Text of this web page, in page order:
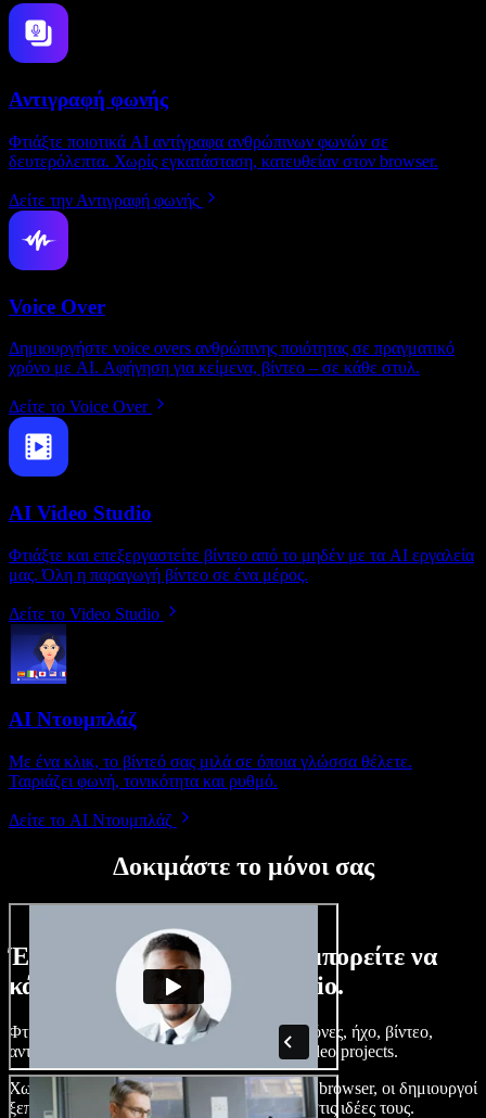
Αντιγραφή φωνής
Φτιάξτε ποιοτικά AI αντίγραφα ανθρώπινων φωνών σε
δευτερόλεπτα. Χωρίς εγκατάσταση, κατευθείαν στον browser.
Δείτε την Αντιγραφή φωνής
Voice Over
Δημιουργήστε voice overs ανθρώπινης ποιότητας σε πραγματικό
χρόνο με AI. Αφήγηση για κείμενα, βίντεο – σε κάθε στυλ.
Δείτε το Voice Over
AI Video Studio
Φτιάξτε και επεξεργαστείτε βίντεο από το μηδέν με τα AI εργαλεία
μας. Όλη η παραγωγή βίντεο σε ένα μέρος.
Δείτε το Video Studio
AI Ντουμπλάζ
Με ένα κλικ, το βίντεό σας μιλά σε όποια γλώσσα θέλετε.
Ταιριάζει φωνή, τονικότητα και ρυθμό.
Δείτε το AI Ντουμπλάζ
Δοκιμάστε το μόνοι σας
Ένα μικρό δείγμα από όσα μπορείτε να
κάνετε με το Speechify Studio.
Φτιάξτε voice overs, προσθέστε δωρεάν εικόνες, ήχο, βίντεο,
αντιγραφή φωνής – ολοκληρωμένα audio/video projects.
Χωρίς καμπύλη εκμάθησης και με όλα στον browser, οι δημιουργοί
ξεπερνούν τα κλασικά όρια και δίνουν ζωή στις ιδέες τους.